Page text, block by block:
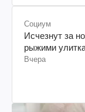
Социум
Исчезнут за
рыжими
Вчера